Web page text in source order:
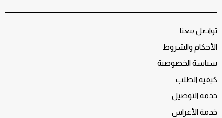
تواصل معنا
الأحكام والشروط
سياسة الخصوصية
كيفية الطلب
خدمة التوصيل
خدمة الأعراس